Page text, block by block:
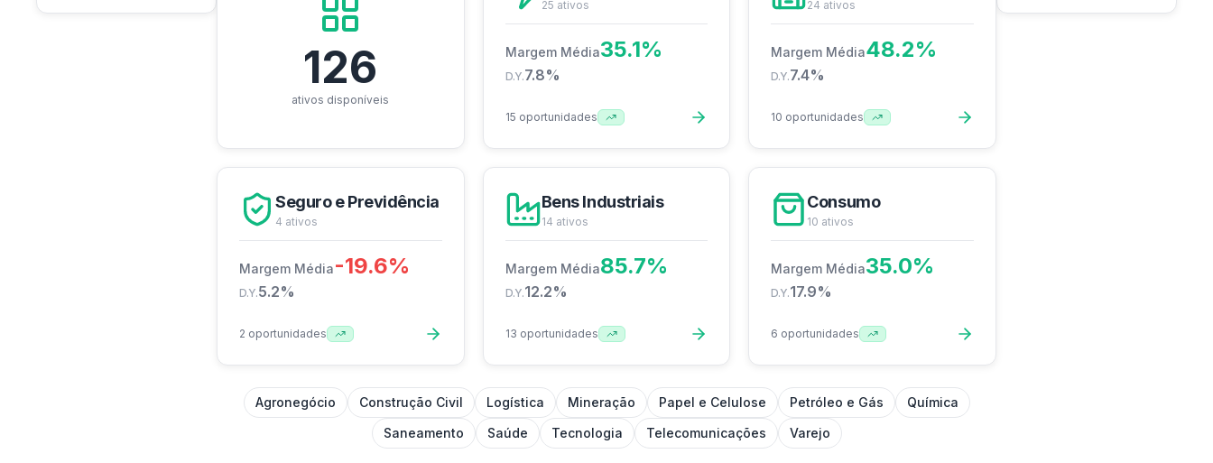
126
ativos disponíveis
25 ativos
Margem Média35.1%
D.Y.7.8%
15 oportunidades
24 ativos
Margem Média48.2%
D.Y.7.4%
10 oportunidades
Seguro e Previdência
4 ativos
Margem Média-19.6%
D.Y.5.2%
2 oportunidades
Bens Industriais
14 ativos
Margem Média85.7%
D.Y.12.2%
13 oportunidades
Consumo
10 ativos
Margem Média35.0%
D.Y.17.9%
6 oportunidades
Agronegócio Construção Civil Logística Mineração Papel e Celulose Petróleo e Gás
Química
Saneamento
Saúde Tecnologia Telecomunicações Varejo